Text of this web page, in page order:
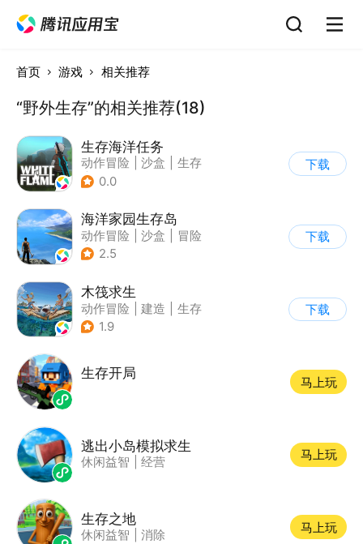
首页 游戏 相关推荐
“野外生存”的相关推荐(18)
生存海洋任务
动作冒险 沙盒
生存
| 开放世界
0.0
下载
海洋家园生存岛
动作冒险 沙盒
冒险
| 开放世界
2.5
下载
木筏求生
动作冒险 建造
生存
| 写实
1.9
下载
生存开局
马上玩
逃出小岛模拟求生
休闲益智 经营
马上玩
生存之地
休闲益智 消除
马上玩